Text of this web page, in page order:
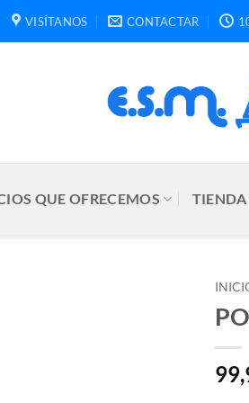
VISÍTANOS CONTACTAR
QUE OFRECEMOS